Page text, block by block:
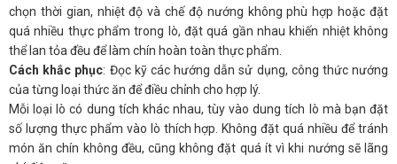
chọn thời gian, nhiệt độ và chế độ nướng không phù hợp hoặc đặt
quá nhiều thực phẩm trong lò, đặt quá gần nhau khiến nhiệt không
thể lan tỏa đều để làm chín hoàn toàn thực phẩm.
Cách khắc phục: Đọc kỹ các hướng dẫn sử dụng, công thức nướng
của từng loại thức ăn để điều chỉnh cho hợp lý.
Mỗi loại lò có dung tích khác nhau, tùy vào dung tích lò mà bạn đặt
số lượng thực phẩm vào lò thích hợp. Không đặt quá nhiều để tránh
món ăn chín không đều, cũng không đặt quá ít vì khi nướng sẽ lãng